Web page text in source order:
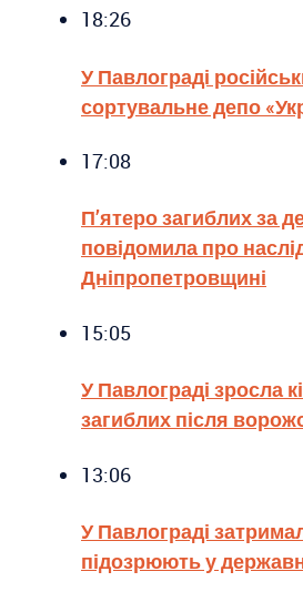
18:26
У Павлограді
сортувальне депо
17:08
П’ятеро загиблих за
повідомила про
Дніпропетровщині
15:05
У Павлограді зросла
загиблих після
13:06
У Павлограді
підозрюють у